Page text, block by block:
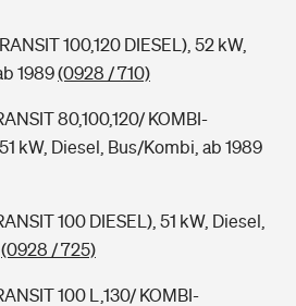
100,120 DIESEL), 52 kW,
1989(0928 / 710)
80,100,120/ KOMBI-
kW, Diesel, Bus/Kombi, ab 1989
100 DIESEL), 51 kW, Diesel,
(0928 / 725)
100 L,130/ KOMBI-